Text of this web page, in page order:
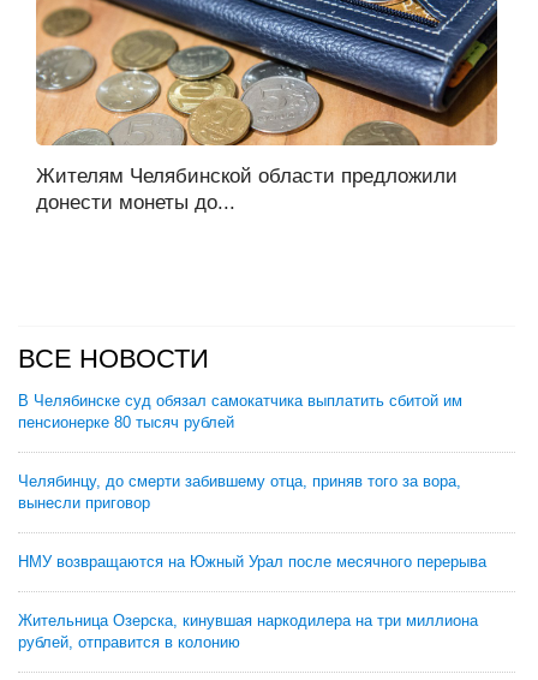
Жителям Челябинской области предложили
донести монеты до...
ВСЕ НОВОСТИ
В Челябинске суд обязал самокатчика выплатить сбитой им
пенсионерке 80 тысяч рублей
Челябинцу, до смерти забившему отца, приняв того за вора,
вынесли приговор
НМУ возвращаются на Южный Урал после месячного перерыва
Жительница Озерска, кинувшая наркодилера на три миллиона
рублей, отправится в колонию